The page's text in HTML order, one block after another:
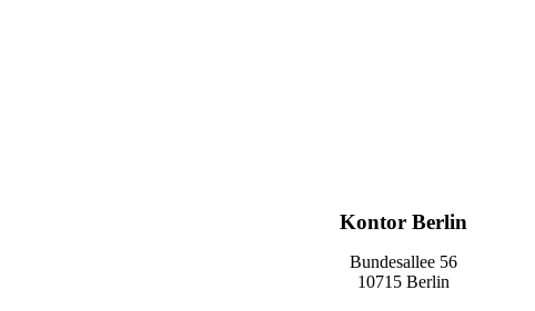
Kontor Berlin
Bundesallee 56
10715 Berlin